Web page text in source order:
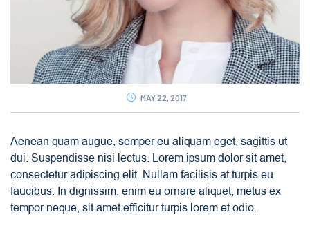
MAY 22, 2017
Aenean quam augue, semper eu aliquam eget, sagittis ut
dui. Suspendisse nisi lectus. Lorem ipsum dolor sit amet,
consectetur adipiscing elit. Nullam facilisis at turpis eu
faucibus. In dignissim, enim eu ornare aliquet, metus ex
tempor neque, sit amet efficitur turpis lorem et odio.